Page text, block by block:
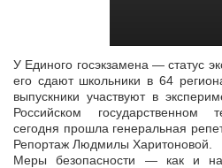
У Единого госэкзамена — статус
его сдают школьники в 64
выпускники участвуют в
Российском государственном
сегодня прошла генеральная
Репортаж Людмилы Харитоновой.
Меры безопасности — как и